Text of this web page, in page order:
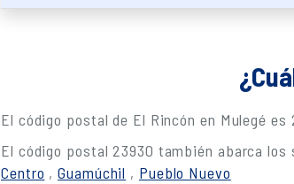
El código postal de El Rincón en Mulegé es
El código postal 23930 también abarca
Centro ,Guamúchil , Pueblo Nuevo